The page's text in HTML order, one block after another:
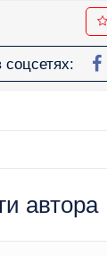
автора